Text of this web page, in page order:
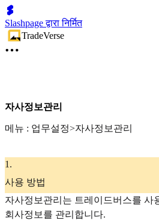
Slashpage द्वारा निर्मित
TradeVerse
자사정보관리
메뉴 : 업무설정>자사정보관리
1 .
사용 방법
자사정보관리는 트레이드버스를 사
회사정보를 관리합니다.